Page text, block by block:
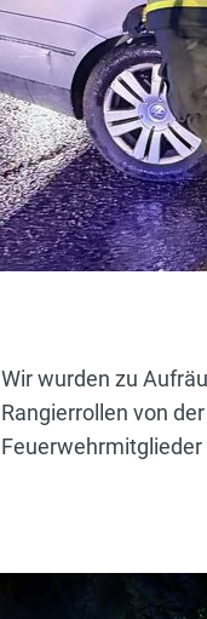
Wir wurden zu
Rangierrollen von
Feuerwehrmitglieder